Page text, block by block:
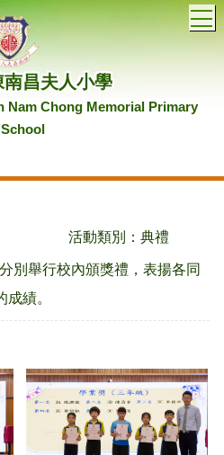
昌夫人小學
Nam Chong Memorial Primary
School
活動類別：典禮
別舉行校內頒獎禮，表揚各同
績。